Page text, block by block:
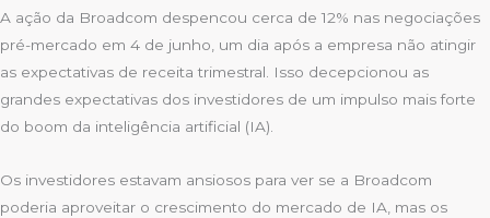
A ação da Broadcom despencou cerca de 12% nas negociações
pré-mercado em 4 de junho, um dia após a empresa não atingir
as expectativas de receita trimestral. Isso decepcionou as
grandes expectativas dos investidores de um impulso mais forte
do boom da inteligência artificial (IA).
Os investidores estavam ansiosos para ver se a Broadcom
poderia aproveitar o crescimento do mercado de IA, mas os